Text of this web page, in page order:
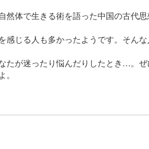
体で生きる術を語った中国の古代
じる人も多かったようです。そんな
たが迷ったり悩んだりしたとき…。